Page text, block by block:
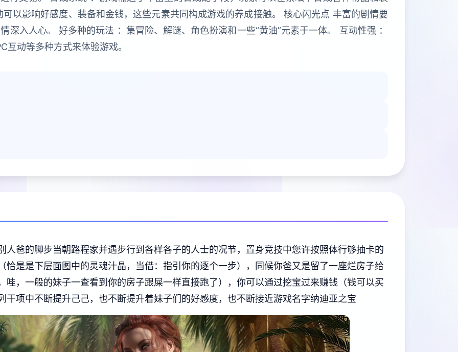
以影响好感度、装备和金钱，这些元素共同构成游戏的养成接触。 核心闪光点 丰富的剧情要
深入人心。 好多种的玩法 ：集冒险、解谜、角色扮演和一些“黄油”元素于一体。 互动性强 ：
动等多种方式来体验游戏。
人爸的脚步当朝路程家并遇步行到各样各子的人士的况节，置身竞技中您许按照体行够抽卡的
恰是是下层面图中的灵魂汁晶，当借：指引你的逐个一步），同候你爸又是留了一座烂房子给
哇，一般的妹子一查看到你的房子跟屎一样直接跑了），你可以通过挖宝过来赚钱（钱可以买
干项中不断提升己己，也不断提升着妹子们的好感度，也不断接近游戏名字纳迪亚之宝